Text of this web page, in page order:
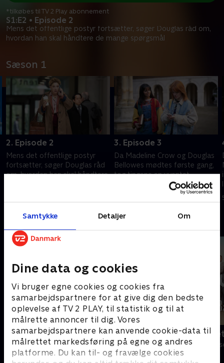
Samtykke Detaljer Om
Dine data og cookies
Vi bruger egne cookies og cookies fra
samarbejdspartnere for at give dig den bedste
oplevelse af TV 2 PLAY, til statistik og til at
målrette annoncer til dig. Vores
samarbejdspartnere kan anvende cookie-data til
målrettet markedsføring på egne og andres
platforme. Du kan til- og fravælge cookies
S1:E2 • Episode 2
Mens det offentlige postyr fortsætter, søger Douglas råd om,
hvordan han skal håndtere de mange spørgsmål
*tilkøbes til TV 2 Play abonnement
Sæson 1
2. Episode 2
Mens det offentlige postyr
fortsætter, søger Douglas råd
om, hvordan han skal håndtere
3. Episode 3
Da Madeline Crow og Douglas
Bellowes mødtes første gang,
tog tingene en uventet
drejning. Tre år senere kan
fortiden være med til at
påvirke nutiden
Andre så også
Klovn
Komedie • 11 sæsoner Drama • 10